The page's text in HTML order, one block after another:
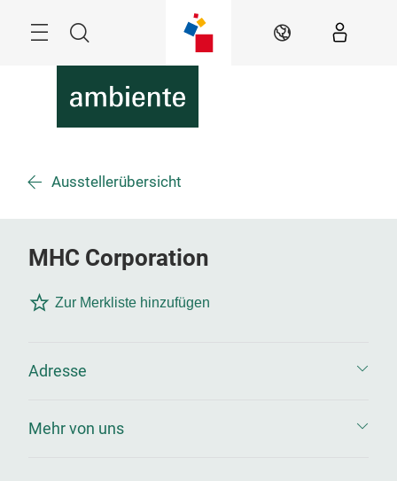
Suche DE
Ausstellerübersicht
MHC Corporation
Zur Merkliste hinzufügen
Adresse
Mehr von uns